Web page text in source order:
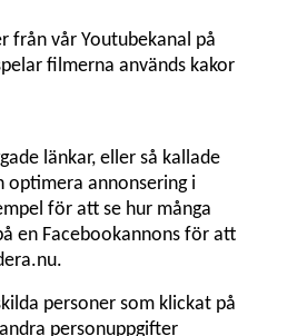
från vår Youtubekanal på
filmerna används kakor
länkar, eller så kallade
optimera annonsering i
för att se hur många
en Facebookannons för att
personer som klickat på
personuppgifter